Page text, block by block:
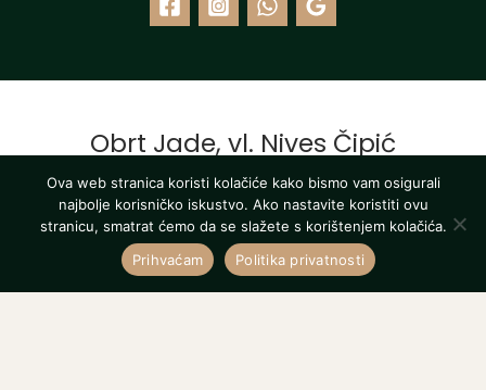
Obrt Jade, vl. Nives Čipić
Gračec 1c, 10000 Zagreb
info@jadepetsitting.com
Ova web stranica koristi kolačiće kako bismo vam osigurali
najbolje korisničko iskustvo. Ako nastavite koristiti ovu
stranicu, smatrat ćemo da se slažete s korištenjem kolačića.
Prihvaćam
Politika privatnosti